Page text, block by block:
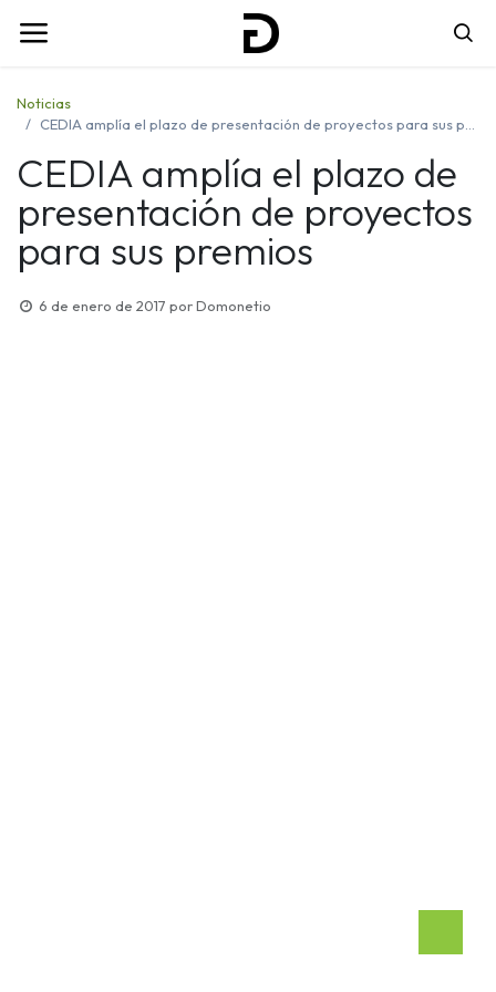
Noticias
CEDIA amplía el plazo de presentación de proyectos para sus premios
CEDIA amplía el plazo de
presentación de proyectos
para sus premios
6 de enero de 2017 porDomonetio